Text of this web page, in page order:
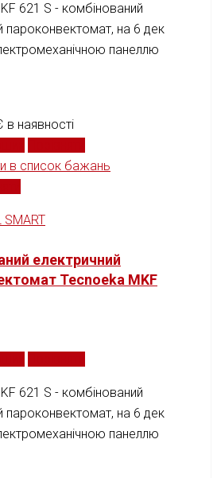
621 S - комбінований
пароконвектомат, на 6 дек
панеллю
в наявності
в список бажань
SMART
електричний
Tecnoeka MKF
621 S - комбінований
пароконвектомат, на 6 дек
панеллю